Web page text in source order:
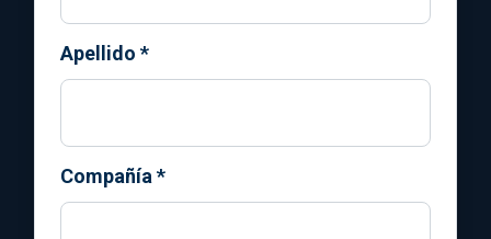
Apellido *
Compañía *